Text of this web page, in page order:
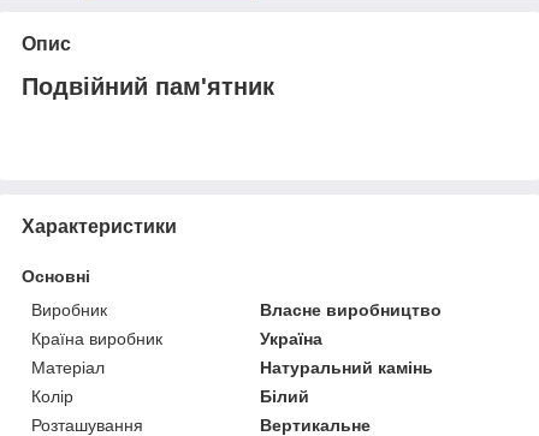
Опис
Подвійний пам'ятник
Характеристики
Основні
Виробник
Власне виробництво
Країна виробник
Україна
Матеріал
Натуральний камінь
Колір
Білий
Розташування
Вертикальне